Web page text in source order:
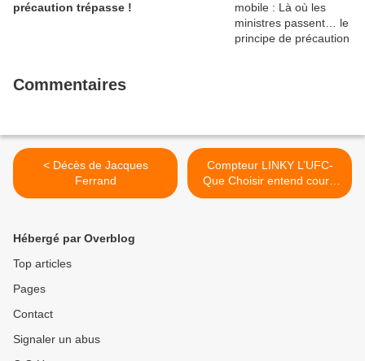
précaution trépasse !
Commentaires
< Décès de Jacques
Ferrand
Compteur LINKY L’UFC-
Que Choisir entend court-
circuiter le faux compteur
Hébergé par Overblog
Top articles
Pages
Contact
Signaler un abus